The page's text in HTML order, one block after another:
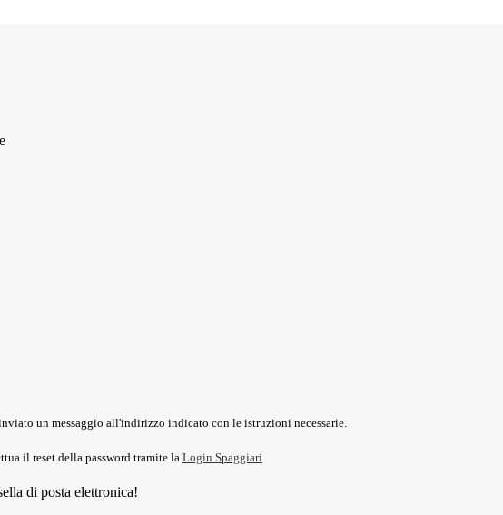
un messaggio all'indirizzo indicato con le istruzioni necessarie.
il reset della password tramite la Login Spaggiari
di posta elettronica!